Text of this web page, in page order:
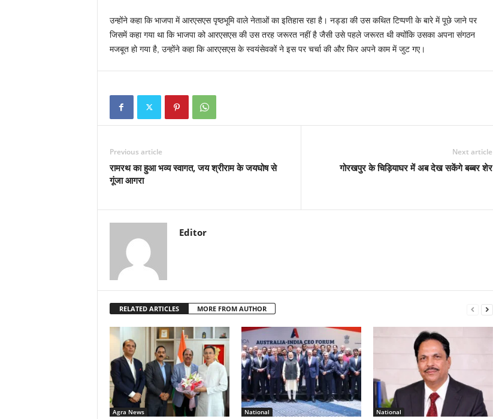
उन्होंने कहा कि भाजपा में आरएसएस पृष्ठभूमि वाले नेताओं का इतिहास रहा है। नड्डा की उस कथित टिप्पणी के बारे में पूछे जाने पर
जिसमें कहा गया था कि भाजपा को आरएसएस की उस तरह जरूरत नहीं है जैसी उसे पहले जरूरत थी क्योंकि उसका अपना संगठन
मजबूत हो गया है, उन्होंने कहा कि आरएसएस के स्वयंसेवकों ने इस पर चर्चा की और फिर अपने काम में जुट गए।
Previous article
रामरथ का हुआ भव्य स्वागत, जय श्रीराम के जयघोष से
गूंजा आगरा
Next article
गोरखपुर के चिड़ियाघर में अब देख सकेंगे बब्बर शेर
Editor
RELATED ARTICLES MORE FROM AUTHOR
Agra News National National